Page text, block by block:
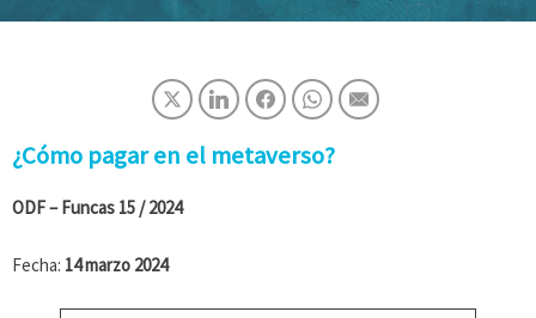
¿Cómo pagar en el metaverso?
ODF – Funcas 15 / 2024
Fecha: 14 marzo 2024